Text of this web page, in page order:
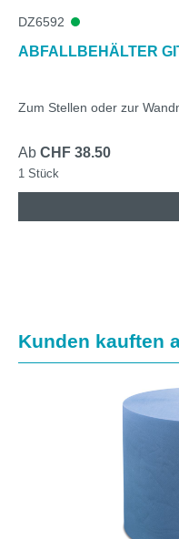
DZ6592
ABFALLBEHÄLTER
Zum Stellen oder zur
Ab CHF 38.50
1 Stück
Produktgalerie
Kunden kauften